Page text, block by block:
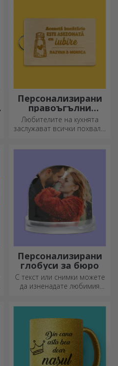
Персонализирани
правоъгълни
секачи с дръжки
Любителите на кухнята
заслужават всички похвали,
Изберете подходящия!
Персонализирани
глобуси за бюро
С текст или снимки можете
да изненадате любимия